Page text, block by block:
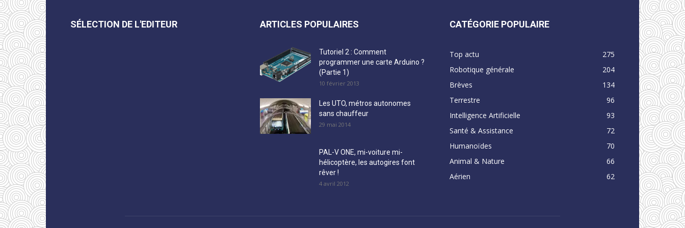
SÉLECTION DE L'EDITEUR ARTICLES POPULAIRES
Tutoriel 2 : Comment
programmer une carte Arduino ?
(Partie 1)
10 février 2013
Les UTO, métros autonomes
sans chauffeur
29 mai 2014
PAL-V ONE, mi-voiture mi-
hélicoptère, les autogires font
rêver !
4 avril 2012
CATÉGORIE POPULAIRE
Top actu
275
Robotique générale
204
Brèves
134
Terrestre
96
Intelligence Artificielle
93
Santé & Assistance
72
Humanoïdes
70
Animal & Nature
66
Aérien
62